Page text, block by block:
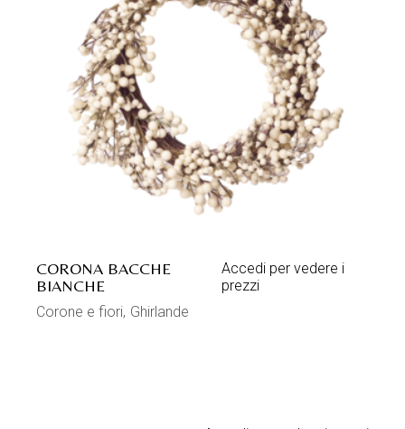
CORONA BACCHE
BIANCHE
Accedi per vedere i
prezzi
Corone e fiori Ghirlande